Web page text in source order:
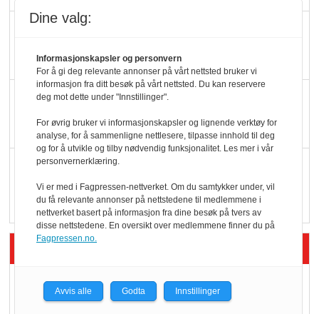
hyller
KI lager mat i butikken
Q passerte 1 milliard i
Rema i 2025
Siste artikler - Økologisk
Kolonihagens norske
yoghurt: Trues av
Dine valg:
Informasjonskapsler og personvern
For å gi deg relevante annonser på vårt nettsted bruker vi
informasjon fra ditt besøk på vårt nettsted. Du kan reservere
deg mot dette under "Innstillinger".
For øvrig bruker vi informasjonskapsler og lignende verktøy for
analyse, for å sammenligne nettlesere, tilpasse innhold til deg
og for å utvikle og tilby nødvendig funksjonalitet. Les mer i vår
personvernerklæring.
Vi er med i Fagpressen-nettverket. Om du samtykker under, vil
du få relevante annonser på nettstedene til medlemmene i
nettverket basert på informasjon fra dine besøk på tvers av
disse nettstedene. En oversikt over medlemmene finner du på
Fagpressen.no.
Avvis alle Godta Innstillinger